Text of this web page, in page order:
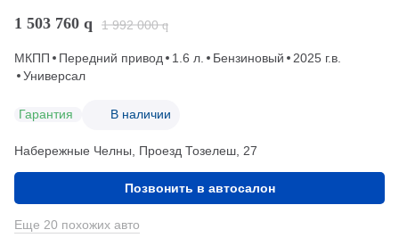
1 503 760 q 1 992 000 q
МКПП Передний привод 1.6 л. Бензиновый
2025 г.в.
Универсал
Гарантия В наличии
Набережные Челны, Проезд ​Тозелеш, 27
Позвонить в автосалон
Еще 20 похожих авто